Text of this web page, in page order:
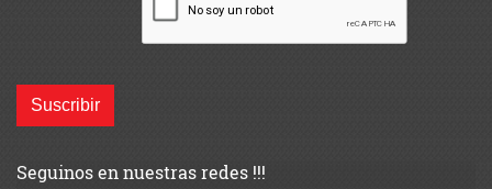
Suscribir
Seguinos en nuestras redes !!!